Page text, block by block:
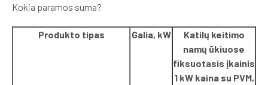
Kokia paramos suma?
Produkto tipas Galia, kW
Katilų keitimo
namų ūkiuose
fiksuotasis įkainis
1 kW kaina su PVM,